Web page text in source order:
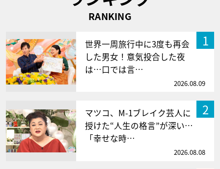
RANKING
1
世界一周旅行中に3度も再会
した男女！意気投合した夜
は…口では言…
2026.08.09
2
マツコ、M-1ブレイク芸人に
授けた“人生の格言”が深い…
「幸せな時…
2026.08.08